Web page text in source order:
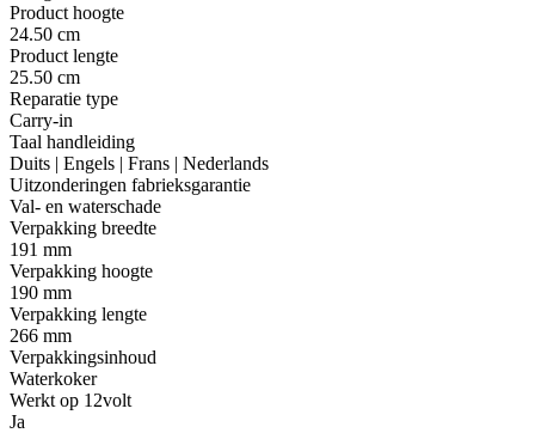
Product hoogte
24.50 cm
Product lengte
25.50 cm
Reparatie type
Carry-in
Taal handleiding
Duits | Engels | Frans | Nederlands
Uitzonderingen fabrieksgarantie
Val- en waterschade
Verpakking breedte
191 mm
Verpakking hoogte
190 mm
Verpakking lengte
266 mm
Verpakkingsinhoud
Waterkoker
Werkt op 12volt
Ja